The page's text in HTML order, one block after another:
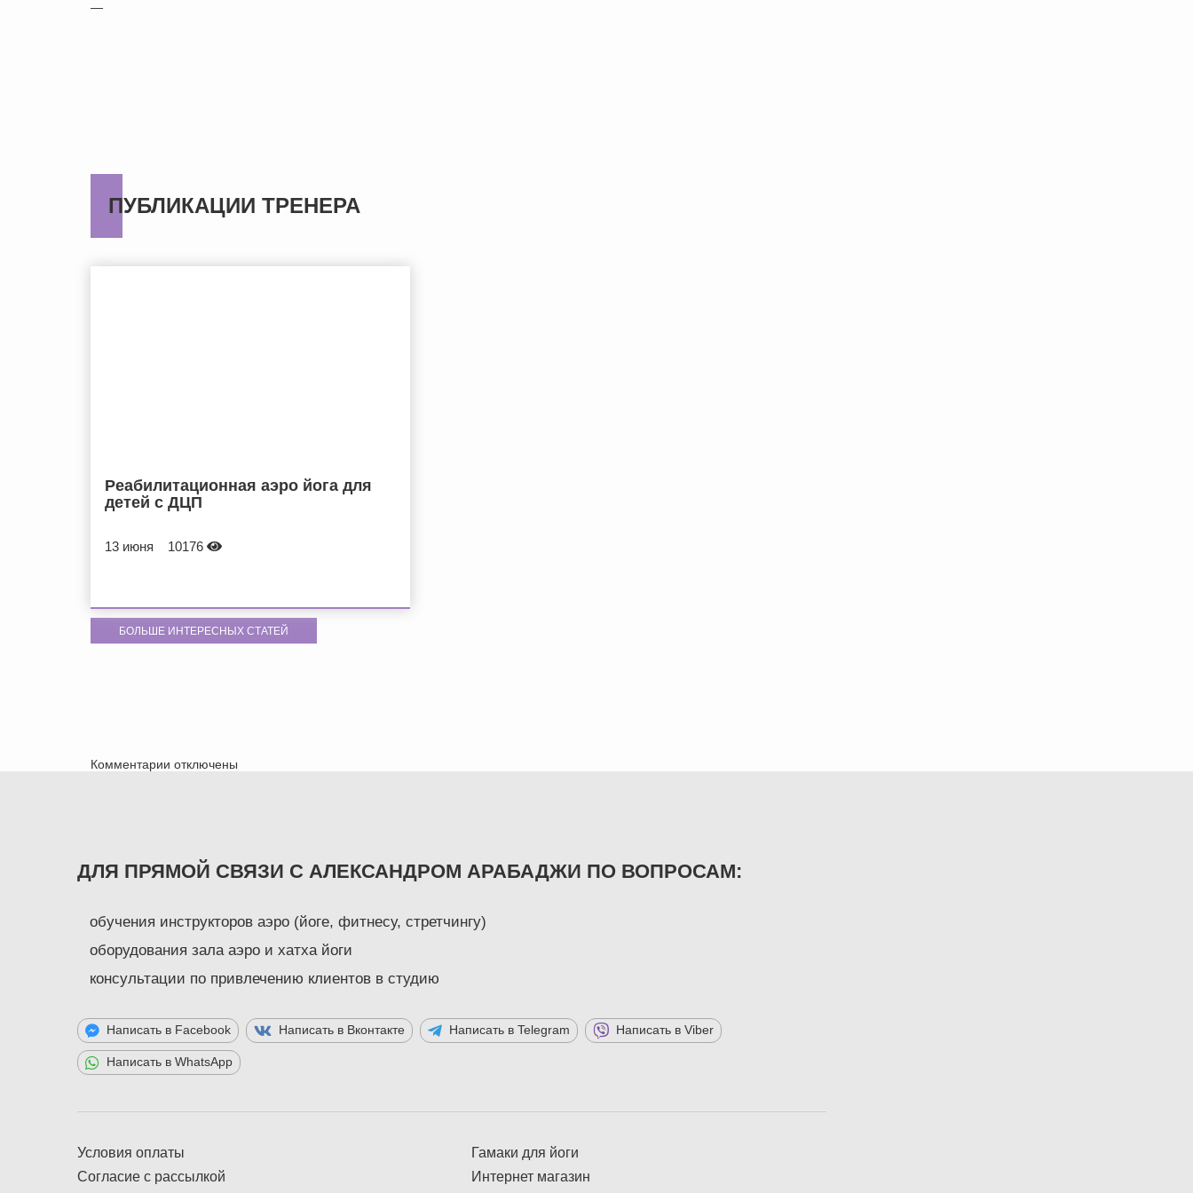
—
ПУБЛИКАЦИИ ТРЕНЕРА
Реабилитационная аэро йога для
детей с ДЦП
13 июня 10176
БОЛЬШЕ ИНТЕРЕСНЫХ СТАТЕЙ
Комментарии отключены
ДЛЯ ПРЯМОЙ СВЯЗИ С АЛЕКСАНДРОМ АРАБАДЖИ ПО ВОПРОСАМ:
обучения инструкторов аэро (йоге, фитнесу, стретчингу)
оборудования зала аэро и хатха йоги
консультации по привлечению клиентов в студию
Написать в Facebook Написать в Вконтакте Написать в Telegram Написать в Viber
Написать в WhatsApp
Условия оплаты
Согласие с рассылкой
Гамаки для йоги
Интернет магазин